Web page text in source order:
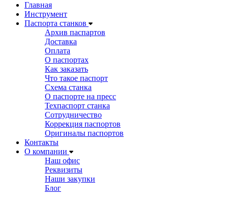
Главная
Инструмент
Паспорта станков
Архив паспартов
Доставка
Оплата
О паспортах
Как заказать
Что такое паспорт
Схема станка
О паспорте на пресс
Техпаспорт станка
Сотрудничество
Коррекция паспортов
Оригиналы паспортов
Контакты
О компании
Наш офис
Реквизиты
Наши закупки
Блог